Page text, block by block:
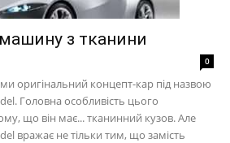
з тканини
0
оригінальний концепт-кар під назвою
Головна особливість цього
що він має... тканинний кузов. Але
вражає не тільки тим, що замість